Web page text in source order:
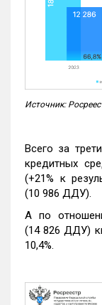
Источник:
Всего за
кредитных
(+21% к
(10 986 ДДУ).
А по
(14 826 ДДУ)
10,4%.